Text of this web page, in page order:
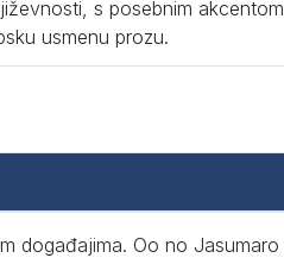
s posebnim
usmenu prozu.
događajima. Oo no Jasumaro